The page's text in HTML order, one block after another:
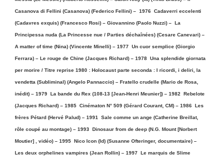
Casanova di Fellini (Casanova) (Federico Fellini) – 1976 Cadaverri eccelenti
(Cadavres exquis) (Francesco Rosi) – Giovannino (Paolo Nuzzi) – La
Principessa nuda (La Princesse nue / Parties déchaînées) (Cesare Canevari) –
A matter of time (Nina) (Vincente Minelli) – 1977 Un cuor semplice (Giorgio
Ferrara) – Le rouge de Chine (Jacques Richard) – 1978 Una splendide giornata
per morire / Titre reprise 1980 : Holocaust parte seconda : I ricordi, i deliri, la
vendetta (Subliminal) (Angelo Pannaccio) – Fratello crudelle (Mario de Rosa,
inédit) – 1979 La bande du Rex (108-13 [Jean-Henri Meunier]) – 1982 Rebelote
(Jacques Richard) – 1985 Cinématon N° 509 (Gérard Courant, CM) – 1986 Les
frères Pétard (Hervé Palud) – 1991 Sale comme un ange (Catherine Breillat,
rôle coupé au montage) – 1993 Dinosaur from de deep (N.G. Mount [Norbert
Moutier] , vidéo) – 1995 Nico Icon (Id) (Susanne Ofteringer, documentaire) –
Les deux orphelines vampires (Jean Rollin) – 1997 Le marquis de Slime